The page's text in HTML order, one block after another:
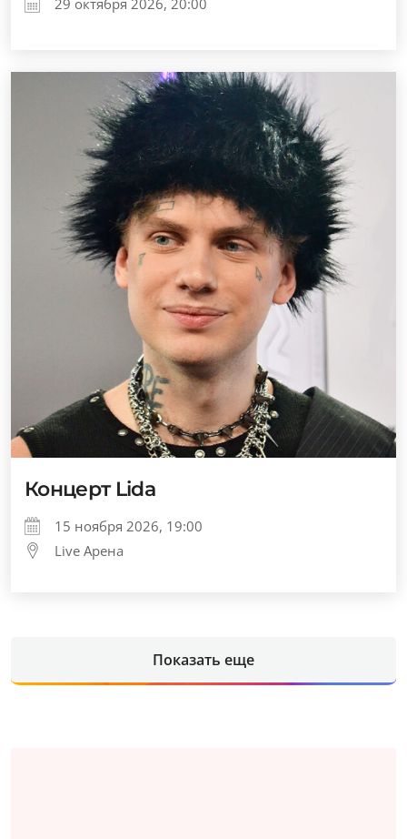
29 октября 2026, 20:00
Концерт Lida
15 ноября 2026, 19:00
Live Арена
Показать еще